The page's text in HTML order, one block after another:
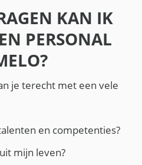
KAN IK
PERSONAL
je terecht met een vele
en competenties?
mijn leven?